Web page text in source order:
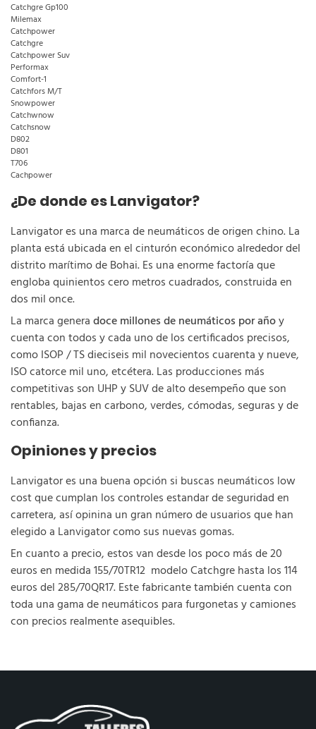
Catchgre Gp100
Milemax
Catchpower
Catchgre
Catchpower Suv
Performax
Comfort-1
Catchfors M/T
Snowpower
Catchwnow
Catchsnow
D802
D801
T706
Cachpower
¿De donde es Lanvigator?
Lanvigator es una marca de neumáticos de origen chino. La
planta está ubicada en el cinturón económico alrededor del
distrito marítimo de Bohai. Es una enorme factoría que
engloba quinientos cero metros cuadrados, construida en
dos mil once.
La marca generadoce millones de neumáticos por añoy
cuenta con todos y cada uno de los certificados precisos,
como ISOP / TS dieciseis mil novecientos cuarenta y nueve,
ISO catorce mil uno, etcétera. Las producciones más
competitivas son UHP y SUV de alto desempeño que son
rentables, bajas en carbono, verdes, cómodas, seguras y de
confianza.
Opiniones y precios
Lanvigator es una buena opción si buscas neumáticos low
cost que cumplan los controles estandar de seguridad en
carretera, así opinina un gran número de usuarios que han
elegido a Lanvigator como sus nuevas gomas.
En cuanto a precio, estos van desde los poco más de 20
euros en medida 155/70TR12 modelo Catchgre hasta los 114
euros del 285/70QR17. Este fabricante también cuenta con
toda una gama de neumáticos para furgonetas y camiones
con precios realmente asequibles.